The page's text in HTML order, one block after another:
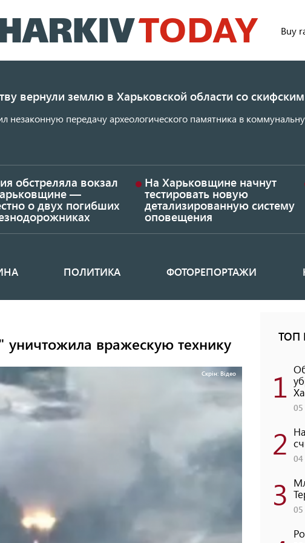
к
основному
Buy
вернули землю в Харьковской области со
незаконную передачу археологического памятника в
обстреляла вокзал
—
о двух погибших
На Харьковщине начнут
тестировать новую
детализированную систему
оповещения
ПОЛИТИКА ФОТОРЕПОРТАЖИ
уничтожила вражескую технику
Скрін: Відео
ТОП
1
05
2 04
3 05